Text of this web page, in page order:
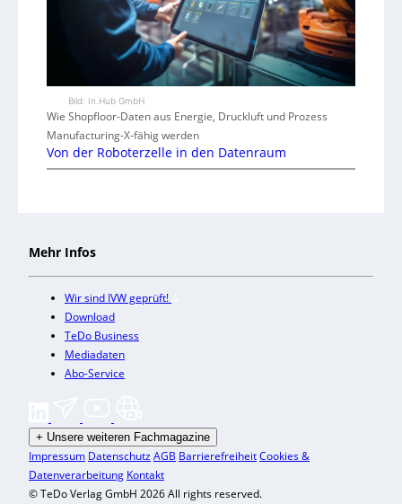
Bild: In.Hub GmbH
Wie Shopfloor-Daten aus Energie, Druckluft und Prozess
Manufacturing-X-fähig werden
Von der Roboterzelle in den Datenraum
Mehr Infos
Wir sind IVW geprüft!
Download
TeDo Business
Mediadaten
Abo-Service
+ Unsere weiteren Fachmagazine
Impressum DatenschutzAGB BarrierefreiheitCookies &
Datenverarbeitung Kontakt
© TeDo Verlag GmbH 2026 All rights reserved.